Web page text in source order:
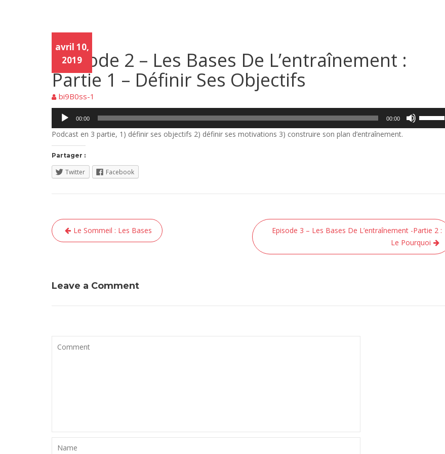
Podc
ast
avril 10,
2019
Episode 2 – Les Bases De L’entraînement :
Partie 1 – Définir Ses Objectifs
bi9B0ss-1
Lecteur
00:00 00:00
volume.
Podcast en 3 partie, 1) définir ses objectifs 2) définir ses motivations 3) construire son plan d’entraînement.
Partager :
Twitter Facebook
Navigation
de
Le Sommeil : Les Bases
Episode 3 – Les Bases De L’entraînement -Partie 2 :
Le Pourquoi
Leave a Comment